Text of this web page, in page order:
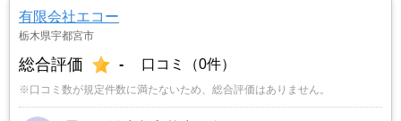
有限会社エコー
栃木県宇都宮市
総合評価 - 口コミ（0件）
※口コミ数が規定件数に満たないため、総合評価はありません。